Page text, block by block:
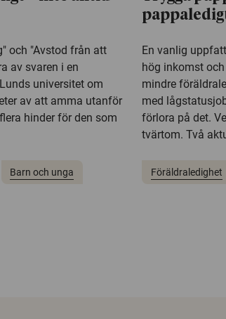
och "Avstod från att
av svaren i en
universitet om
av att amma utanför
hinder för den som
Barn och unga
En vanlig
hög inkomst
mindre
med
förlora på det.
tvärtom. Två
Föräldraledighet